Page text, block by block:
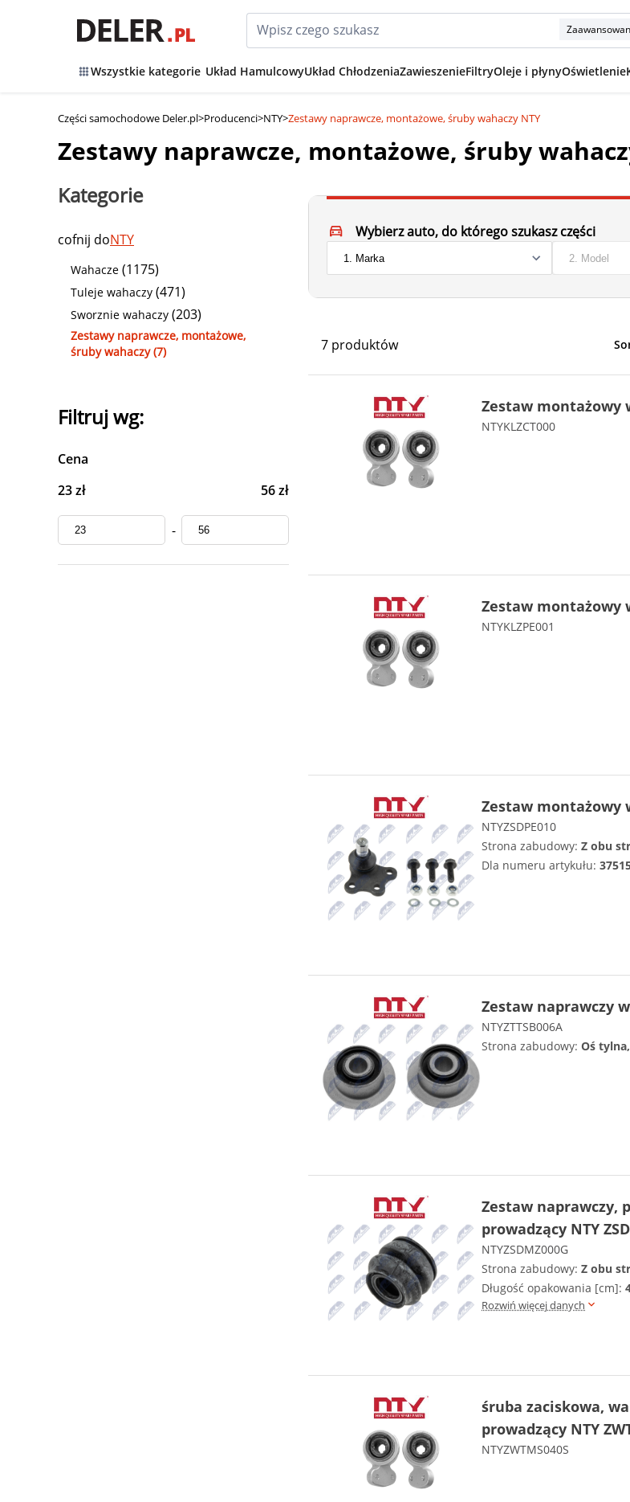
Wszystkie kategorie Układ HamulcowyUkład ChłodzeniaZawieszenieFiltryOleje i płynyOświetlenie
Części samochodowe Deler.pl>Producenci>NTY>Zestawy naprawcze, montażowe, śruby wahaczy NTY
Zestawy naprawcze, montażowe, śruby
Kategorie
cofnij doNTY
Wahacze (1175)
Tuleje wahaczy (471)
Sworznie wahaczy (203)
Zestawy naprawcze, montażowe,
śruby wahaczy (7)
Filtruj wg:
Cena
23 zł
56 zł
-
Wybierz auto, do którego szukasz części
7 produktów
Zestaw montażowy
NTYKLZCT000
Zestaw montażowy
NTYKLZPE001
Zestaw montażowy
NTYZSDPE010
Strona zabudowy: Z obu
Dla numeru artykułu:
Zestaw naprawczy
NTYZTTSB006A
Strona zabudowy: Oś
Zestaw naprawczy,
prowadzący NTY
NTYZSDMZ000G
Strona zabudowy: Z obu
Długość opakowania [cm]:
Rozwiń więcej danych
śruba zaciskowa,
prowadzący NTY
NTYZWTMS040S